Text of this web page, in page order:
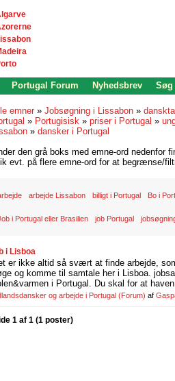
Portugal Forum Nyhedsbrev Søg
emner » Jobsøgning i Lissabon »
» Portugisisk » priser i Portugal »
» dansker i Portugal
den grå boks med emne-ord nedenfor
evt. på flere emne-ord for at begrænse/
arbejde Lissabon billigt i Portugal Bo i
i Portugal eller Brasilien job Portugal
i Lisboa
er ikke altid så svært at finde arbejde,
og komme til samtale her i Lisboa.
i Portugal. Du skal for at
og arbejde i Portugal (Forum) af
1 af 1 (1 poster)